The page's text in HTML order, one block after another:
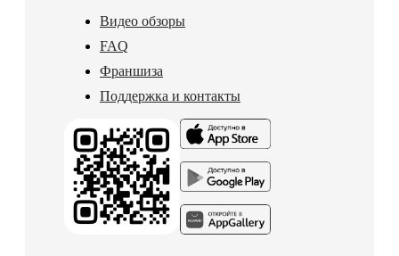
Видео обзоры
FAQ
Франшиза
Поддержка и контакты